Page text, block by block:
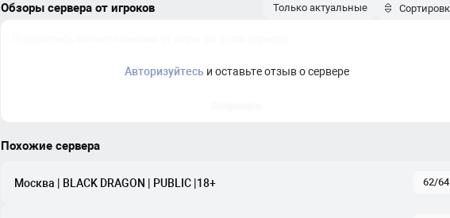
Обзоры сервера от игроков Только актуальные
Авторизуйтесьи оставьте отзыв о сервере
Похожие сервера
Москва | BLACK DRAGON | PUBLIC |18+ 62/64